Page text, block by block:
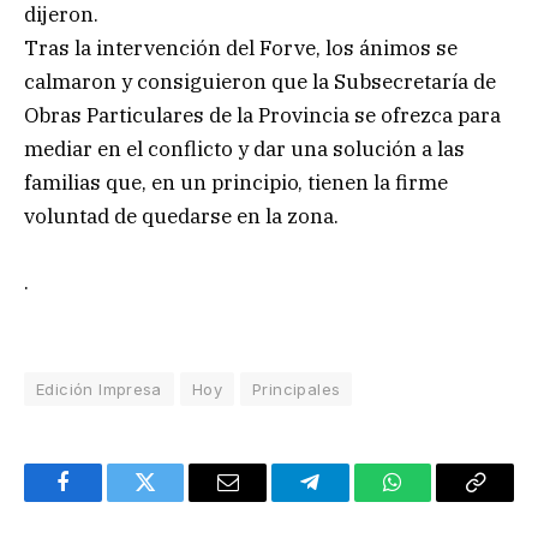
dijeron.
Tras la intervención del Forve, los ánimos se
calmaron y consiguieron que la Subsecretaría de
Obras Particulares de la Provincia se ofrezca para
mediar en el conflicto y dar una solución a las
familias que, en un principio, tienen la firme
voluntad de quedarse en la zona.
.
Edición Impresa Hoy Principales
FacebookTwitter Email TelegramWhatsAppCopy